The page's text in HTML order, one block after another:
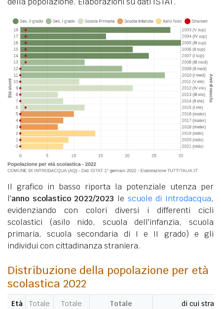
Il grafico in basso riporta la potenziale utenza per
l'anno scolastico 2022/2023 le scuole di Introdacqua,
evidenziando con colori diversi i differenti cicli
scolastici (asilo nido, scuola dell'infanzia, scuola
primaria, scuola secondaria di I e II grado) e gli
individui con cittadinanza straniera.
Distribuzione della popolazione per età
scolastica 2022
Età
Totale
Totale
Totale
di cui